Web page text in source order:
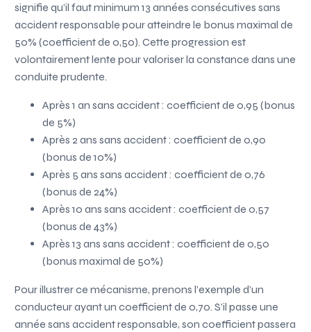
signifie qu’il faut minimum 13 années consécutives sans
accident responsable pour atteindre le bonus maximal de
50% (coefficient de 0,50). Cette progression est
volontairement lente pour valoriser la constance dans une
conduite prudente.
Après 1 an sans accident : coefficient de 0,95 (bonus
de 5%)
Après 2 ans sans accident : coefficient de 0,90
(bonus de 10%)
Après 5 ans sans accident : coefficient de 0,76
(bonus de 24%)
Après 10 ans sans accident : coefficient de 0,57
(bonus de 43%)
Après 13 ans sans accident : coefficient de 0,50
(bonus maximal de 50%)
Pour illustrer ce mécanisme, prenons l’exemple d’un
conducteur ayant un coefficient de 0,70. S’il passe une
année sans accident responsable, son coefficient passera